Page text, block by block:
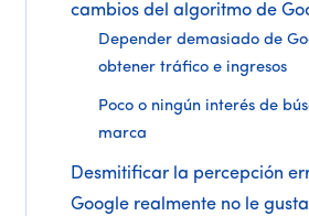
cambios del algoritmo de
Depender demasiado de
obtener tráfico e ingresos
Poco o ningún interés de
marca
Desmitificar la percepción
Google realmente no le